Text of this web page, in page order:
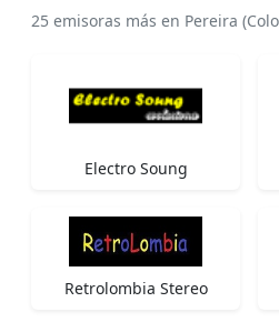
25 emisoras más en Pereira
Electro Soung
Retrolombia Stereo